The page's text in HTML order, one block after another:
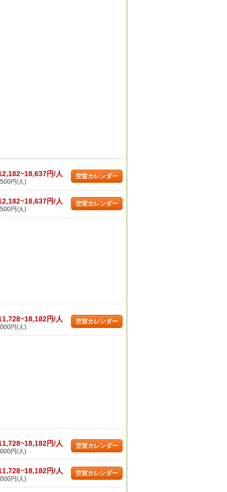
円/人
円/人)
空室カレンダー
円/人
円/人)
空室カレンダー
円/人
円/人)
空室カレンダー
円/人
円/人)
空室カレンダー
円/人
円/人)
空室カレンダー